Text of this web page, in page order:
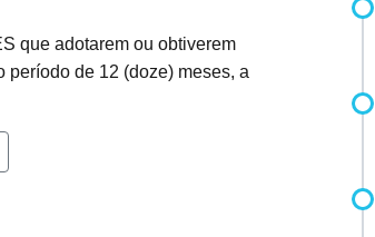
que adotarem ou obtiverem
de 12 (doze) meses, a